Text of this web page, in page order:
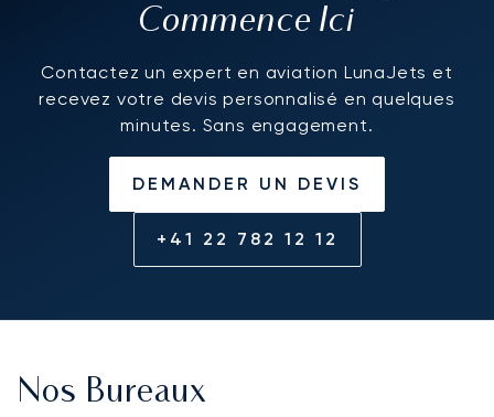
Commence Ici
Contactez un expert en aviation LunaJets et
recevez votre devis personnalisé en quelques
minutes. Sans engagement.
DEMANDER UN DEVIS
+41 22 782 12 12
Nos Bureaux